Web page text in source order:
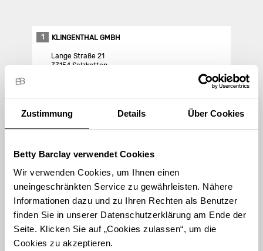
Zustimmung Details Über Cookies
Betty Barclay verwendet Cookies
Wir verwenden Cookies, um Ihnen einen
uneingeschränkten Service zu gewährleisten. Nähere
Informationen dazu und zu Ihren Rechten als Benutzer
finden Sie in unserer Datenschutzerklärung am Ende der
Seite. Klicken Sie auf „Cookies zulassen“, um die
Cookies zu akzeptieren.
1 KLINGENTHAL GMBH
Lange Straße 21
33154 Salzkotten
Store Landing-Page
Route berechnen
STORE FINDEN